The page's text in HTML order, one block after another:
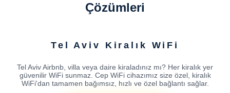
Çözümleri
Tel Aviv Kiralık WiFi
Tel Aviv Airbnb, villa veya daire kiraladınız mı? Her kiralık yer
güvenilir WiFi sunmaz. Cep WiFi cihazımız size özel, kiralık
WiFi'dan tamamen bağımsız, hızlı ve özel bağlantı sağlar.